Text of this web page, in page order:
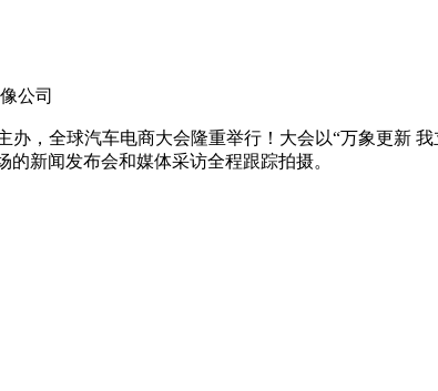
公司
，全球汽车电商大会隆重举行！大会以“万象更新
新闻发布会和媒体采访全程跟踪拍摄。